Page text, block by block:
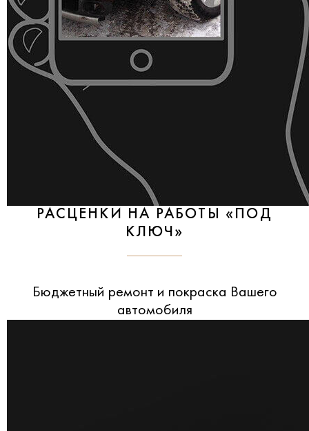
РАСЦЕНКИ НА РАБОТЫ «ПОД
КЛЮЧ»
Бюджетный ремонт и покраска Вашего
автомобиля